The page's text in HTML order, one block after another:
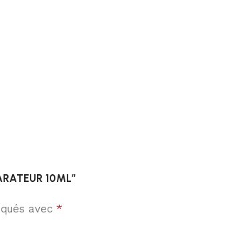
10ML”
avec *